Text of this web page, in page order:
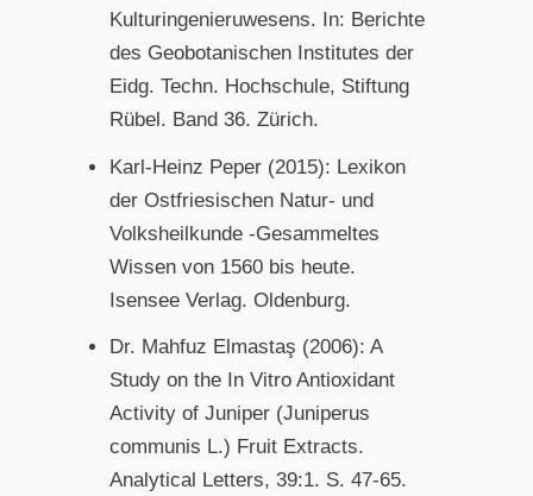
Kulturingenieruwesens. In: Berichte
des Geobotanischen Institutes der
Eidg. Techn. Hochschule, Stiftung
Rübel. Band 36. Zürich.
Karl-Heinz Peper (2015): Lexikon
der Ostfriesischen Natur- und
Volksheilkunde -Gesammeltes
Wissen von 1560 bis heute.
Isensee Verlag. Oldenburg.
Dr. Mahfuz Elmastaş (2006): A
Study on the In Vitro Antioxidant
Activity of Juniper (Juniperus
communis L.) Fruit Extracts.
Analytical Letters, 39:1. S. 47-65.